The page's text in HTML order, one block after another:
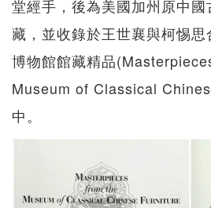
堂經手，後為美國加州原中
藏，並收錄於王世襄與柯惕
博物館館藏精品
Museum of Classical
中。